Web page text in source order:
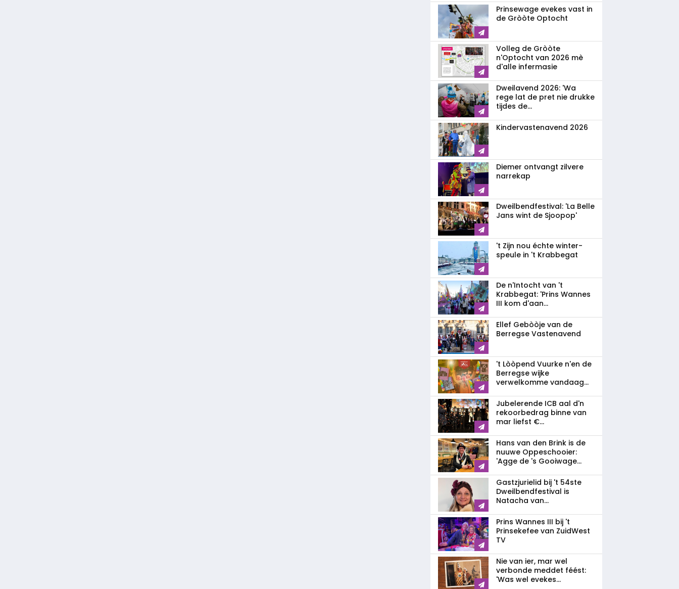
Prinsewage evekes vast in
de Gròòte Optocht
Volleg de Gròòte
n'Optocht van 2026 mè
d'alle infermasie
Dweilavend 2026: 'Wa
rege lat de pret nie drukke
tijdes de...
Kindervastenavend 2026
Diemer ontvangt zilvere
narrekap
Dweilbendfestival: 'La Belle
Jans wint de Sjoopop'
't Zijn nou échte winter-
speule in 't Krabbegat
De n'Intocht van 't
Krabbegat: 'Prins Wannes
III kom d'aan...
Ellef Gebòòje van de
Berregse Vastenavend
't Lòòpend Vuurke n'en de
Berregse wijke
verwelkomme vandaag...
Jubelerende ICB aal d'n
rekoorbedrag binne van
mar liefst €...
Hans van den Brink is de
nuuwe Oppeschooier:
'Agge de 's Gooiwage...
Gastzjurielid bij 't 54ste
Dweilbendfestival is
Natacha van...
Prins Wannes III bij 't
Prinsekefee van ZuidWest
TV
Nie van ier, mar wel
verbonde meddet féést:
'Was wel evekes...